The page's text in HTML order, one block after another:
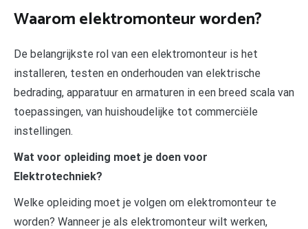
Waarom elektromonteur worden?
De belangrijkste rol van een elektromonteur is het
installeren, testen en onderhouden van elektrische
bedrading, apparatuur en armaturen in een breed scala van
toepassingen, van huishoudelijke tot commerciële
instellingen.
Wat voor opleiding moet je doen voor
Elektrotechniek?
Welke opleiding moet je volgen om elektromonteur te
worden? Wanneer je als elektromonteur wilt werken,